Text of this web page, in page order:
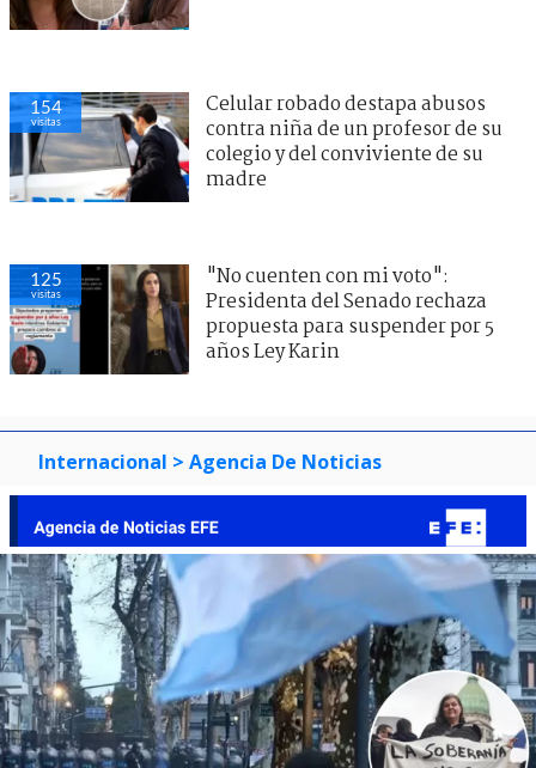
154
visitas
Celular robado destapa abusos
contra niña de un profesor de su
colegio y del conviviente de su
madre
125
visitas
"No cuenten con mi voto":
Presidenta del Senado rechaza
propuesta para suspender por 5
años Ley Karin
Internacional > Agencia De Noticias